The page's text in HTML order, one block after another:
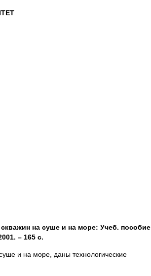
на суше и на море: Учеб. пособие
– 165 с.
и на море, даны технологические